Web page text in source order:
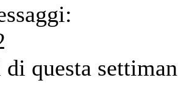
di questa